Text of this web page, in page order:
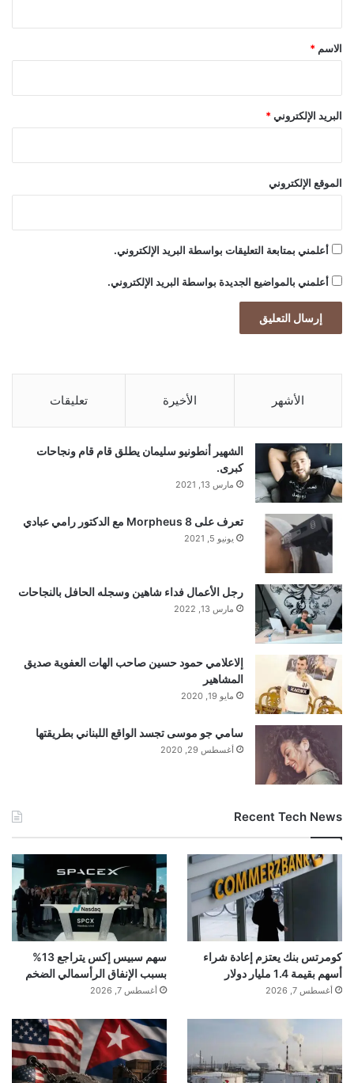
*
الاسم *
البريد الإلكتروني*
الموقع الإلكتروني
أعلمني بمتابعة التعليقات بواسطة البريد الإلكتروني.
أعلمني بالمواضيع الجديدة بواسطة البريد الإلكتروني.
الأشهر الأخيرة تعليقات
الشهير أنطونيو سليمان يطلق قام قام ونجاحات
كبرى.
مارس 13, 2021
تعرف على Morpheus 8 مع الدكتور رامي عبادي
يونيو 5, 2021
رجل الأعمال فداء شاهين وسجله الحافل بالنجاحات
مارس 13, 2022
إلاعلامي حمود حسين صاحب الهات العفوية صديق
المشاهير
مايو 19, 2020
سامي جو موسى تجسد الواقع اللبناني بطريقتها
أغسطس 29, 2020
Recent Tech News
كومرتس بنك يعتزم إعادة شراء
أسهم بقيمة 1.4 مليار دولار
أغسطس 7, 2026
سهم سبيس إكس يتراجع 13%
بسبب الإنفاق الرأسمالي الضخم
أغسطس 7, 2026